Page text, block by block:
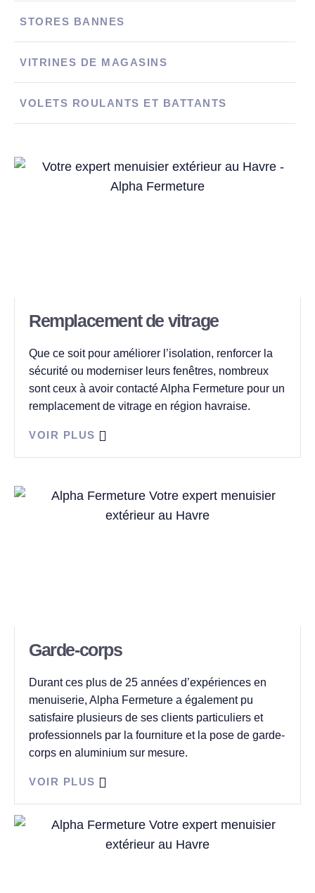
STORES BANNES
VITRINES DE MAGASINS
VOLETS ROULANTS ET BATTANTS
Remplacement de vitrage
Que ce soit pour améliorer l’isolation, renforcer la
sécurité ou moderniser leurs fenêtres, nombreux
sont ceux à avoir contacté Alpha Fermeture pour un
remplacement de vitrage en région havraise.
VOIR PLUS
Garde-corps
Durant ces plus de 25 années d’expériences en
menuiserie, Alpha Fermeture a également pu
satisfaire plusieurs de ses clients particuliers et
professionnels par la fourniture et la pose de garde-
corps en aluminium sur mesure.
VOIR PLUS